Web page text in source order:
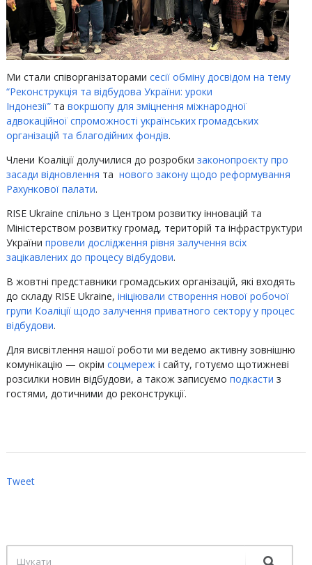
Ми стали співорганізаторами сесії обміну досвідом на тему
“Реконструкція та відбудова України: уроки
Індонезії”та вокршопу для зміцнення міжнародної
адвокаційної спроможності українських громадських
організацій та благодійних фондів.
‍Члени Коаліції долучилися до розробки законопроєкту про
засади відновлення та нового закону щодо реформування
Рахункової палати.
‍RISE Ukraine спільно з Центром розвитку інновацій та
Міністерством розвитку громад, територій та інфраструктури
України провели дослідження рівня залучення всіх
зацікавлених до процесу відбудови.
‍В жовтні представники громадських організацій, які входять
до складу RISE Ukraine, ініціювали створення нової робочої
групи Коаліції щодо залучення приватного сектору у процес
відбудови.
‍Для висвітлення нашої роботи ми ведемо активну зовнішню
комунікацію — окрім соцмережі сайту, готуємо щотижневі
розсилки новин відбудови, а також записуємо подкасти з
гостями, дотичними до реконструкції.
Tweet